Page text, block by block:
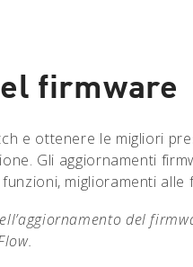
firmware
e ottenere le migliori
Gli aggiornamenti
miglioramenti
del